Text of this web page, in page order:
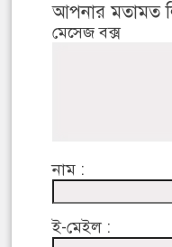
আপনার মতামত
মেসেজ বক্স
নাম :
ই-মেইল :